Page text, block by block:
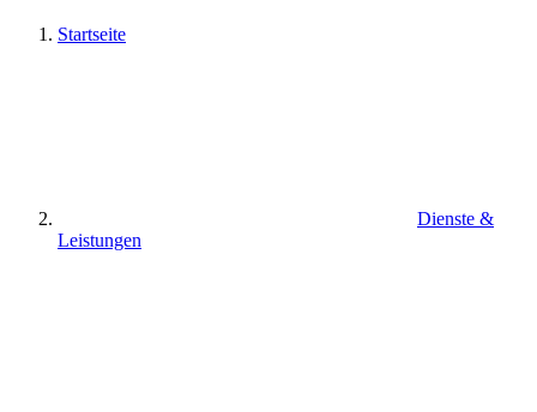
Startseite
Dienste &
Leistungen